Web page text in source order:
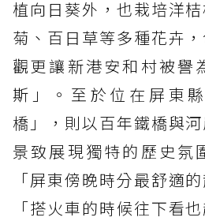
植向日葵外，也栽培洋
菊、百日草等多種花卉
觀更讓新港安和村被譽
斯」。至於位在屏東
橋」，則以百年鐵橋與
景致展現獨特的歷史氛
「屏東傍晚時分最舒適
「搭火車的時候往下看